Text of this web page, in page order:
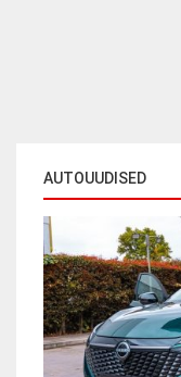
AUTOUUDISED